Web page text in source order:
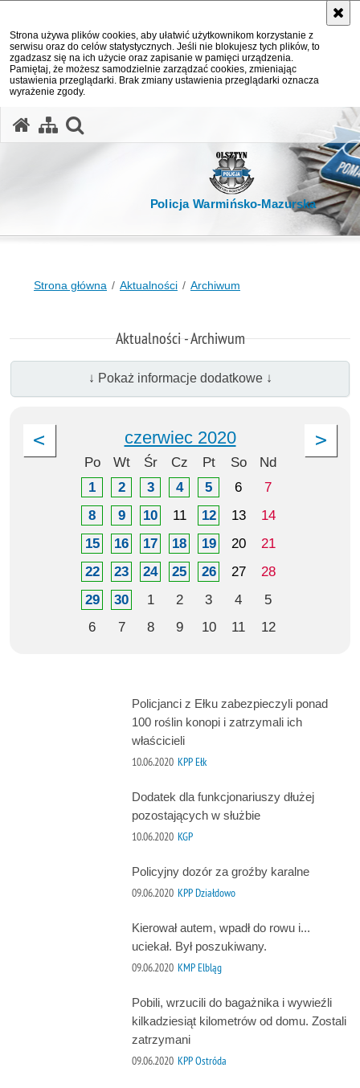
Strona używa plików cookies, aby ułatwić użytkownikom korzystanie z
serwisu oraz do celów statystycznych. Jeśli nie blokujesz tych plików, to
zgadzasz się na ich użycie oraz zapisanie w pamięci urządzenia.
Pamiętaj, że możesz samodzielnie zarządzać cookies, zmieniając
ustawienia przeglądarki. Brak zmiany ustawienia przeglądarki oznacza
wyrażenie zgody.
Policja Warmińsko-Mazurska
Strona główna Aktualności Archiwum
Aktualności - Archiwum
↓ Pokaż informacje dodatkowe ↓
czerwiec 2020
Po Wt Śr Cz Pt So
Nd
1
2 3 4 5 6
7
8
9 10 11 12 13
14
15
16 17 18 19 20
21
22
23 24 25 26 27
28
29
30 1 2 3 4
5
6
7 8 9 10 11 12
Policjanci z Ełku zabezpieczyli ponad
100 roślin konopi i zatrzymali ich
właścicieli
10.06.2020 KPP Ełk
Dodatek dla funkcjonariuszy dłużej
pozostających w służbie
10.06.2020 KGP
Policyjny dozór za groźby karalne
09.06.2020 KPP Działdowo
Kierował autem, wpadł do rowu i...
uciekał. Był poszukiwany.
09.06.2020 KMP Elbląg
Pobili, wrzucili do bagażnika i wywieźli
kilkadziesiąt kilometrów od domu. Zostali
zatrzymani
09.06.2020 KPP Ostróda